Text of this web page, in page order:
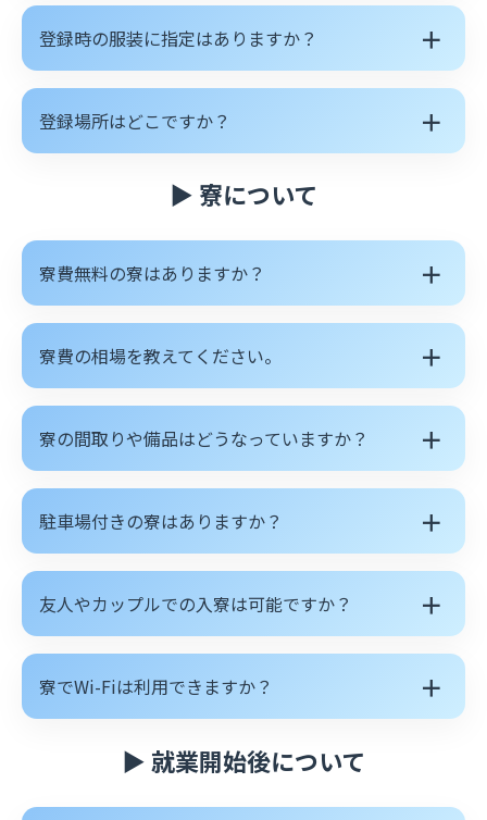
登録時の服装に指定はありますか？ ＋
登録場所はどこですか？ ＋
▶ 寮について
寮費無料の寮はありますか？ ＋
寮費の相場を教えてください。 ＋
寮の間取りや備品はどうなっていますか？ ＋
駐車場付きの寮はありますか？ ＋
友人やカップルでの入寮は可能ですか？ ＋
寮でWi-Fiは利用できますか？ ＋
▶ 就業開始後について